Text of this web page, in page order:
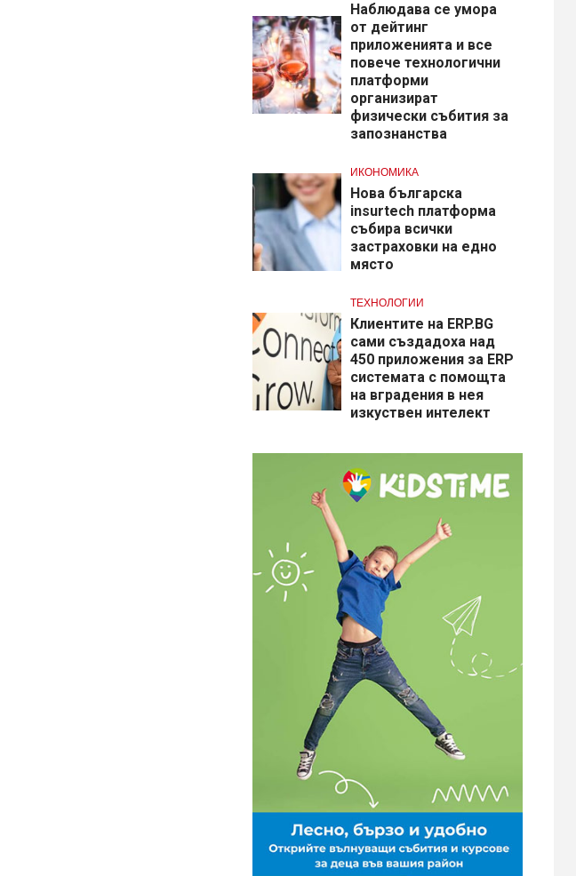
Наблюдава се умора
от дейтинг
приложенията и все
повече технологични
платформи
организират
физически събития за
запознанства
ИКОНОМИКА
Нова българска
insurtech платформа
събира всички
застраховки на едно
място
ТЕХНОЛОГИИ
Клиентите на ERP.BG
сами създадоха над
450 приложения за ERP
системата с помощта
на вградения в нея
изкуствен интелект